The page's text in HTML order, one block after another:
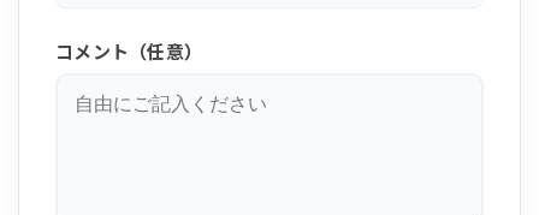
コメント（任意）